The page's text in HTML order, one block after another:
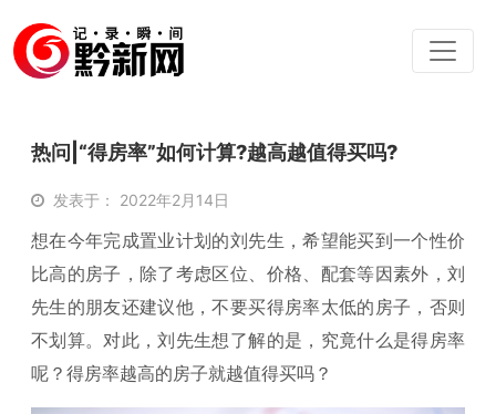
热问|“得房率”如何计算?越高越值得买吗?
发表于： 2022年2月14日
想在今年完成置业计划的刘先生，希望能买到一个性价
比高的房子，除了考虑区位、价格、配套等因素外，刘
先生的朋友还建议他，不要买得房率太低的房子，否则
不划算。对此，刘先生想了解的是，究竟什么是得房率
呢？得房率越高的房子就越值得买吗？